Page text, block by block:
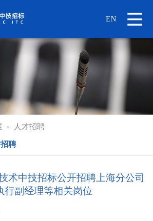
EN
> 人才招聘
聘
术中技招标公开招聘上海分公司
行副经理等相关岗位